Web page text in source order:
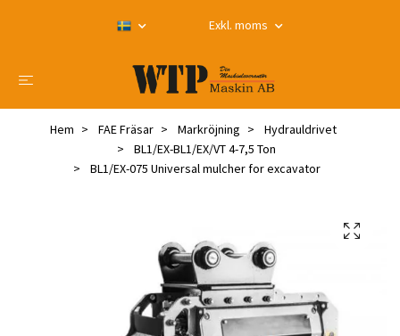
Exkl. moms
Hem FAE Fräsar Markröjning
Hydrauldrivet
BL1/EX-BL1/EX/VT 4-7,5 Ton
BL1/EX-075 Universal mulcher for excavator